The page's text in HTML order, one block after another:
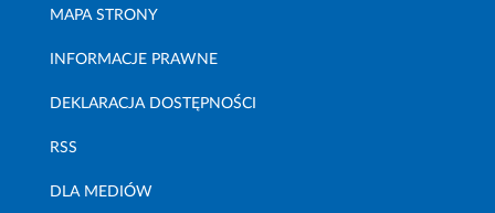
MAPA STRONY
INFORMACJE PRAWNE
DEKLARACJA DOSTĘPNOŚCI
RSS
DLA MEDIÓW